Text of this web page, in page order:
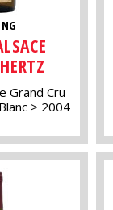
Grand Cru
Blanc 2004